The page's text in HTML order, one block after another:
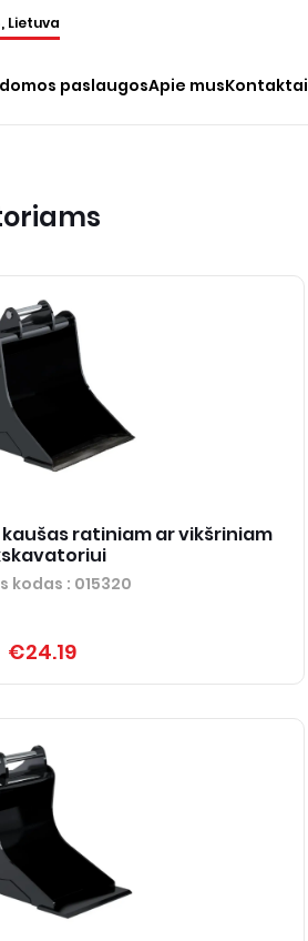
Lietuva
paslaugosApie musKontaktai
ratiniam ar vikšriniam
kodas : 015320
€24.19